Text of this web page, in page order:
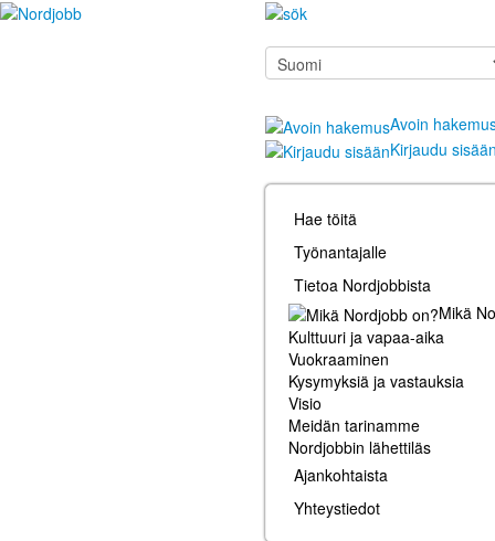
Avoin
Kirjaudu
Hae töitä
Työnantajalle
Tietoa Nordjobbista
Mikä
Kulttuuri ja vapaa-aika
Vuokraaminen
Kysymyksiä ja vastauksia
Visio
Meidän tarinamme
Nordjobbin lähettiläs
Ajankohtaista
Yhteystiedot